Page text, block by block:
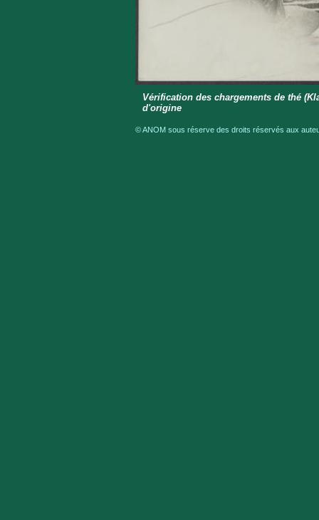
Vérification des chargements de thé
d'origine
© ANOM sous réserve des droits réservés aux